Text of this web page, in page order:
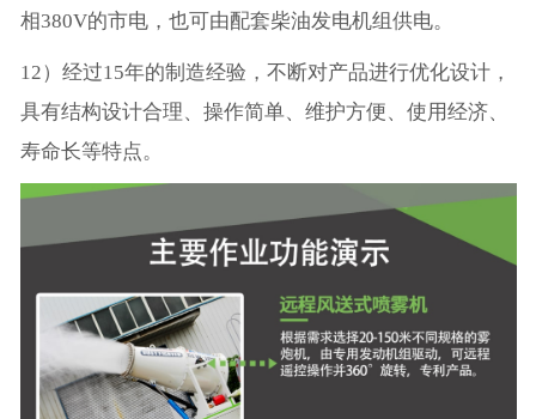
相380V的市电，也可由配套柴油发电机组供电。
12）经过15年的制造经验，不断对产品进行优化设计，
具有结构设计合理、操作简单、维护方便、使用经济、
寿命长等特点。